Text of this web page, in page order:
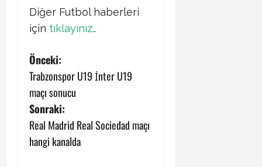
Diğer Futbol haberleri
için tıklayınız…
P
o
s
t
Önceki:
Trabzonspor U19 İnter U19
maçı sonucu
Sonraki:
Real Madrid Real Sociedad maçı
hangi kanalda